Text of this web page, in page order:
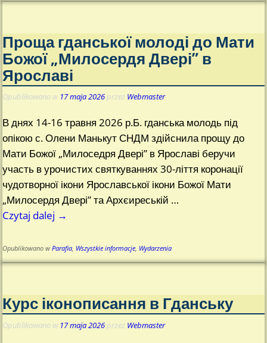
Проща гданської молоді до Мати
Божої „Милосердя Двері” в
Ярославі
Opublikowano w 17 maja 2026 przez Webmaster
В днях 14-16 травня 2026 р.Б. гданська молодь під
опікою с. Олени Манькут СНДМ здійснила прощу до
Мати Божої „Милоседря Двері” в Ярославі беручи
участь в урочистих святкуваннях 30-ліття коронації
чудотворної ікони Ярославської ікони Божої Мати
„Милосердя Двері” та Архєиреській …
Czytaj dalej →
Opublikowano w Parafia, Wszystkie informacje, Wydarzenia
Курс іконописання в Гданську
Opublikowano w 17 maja 2026 przez Webmaster